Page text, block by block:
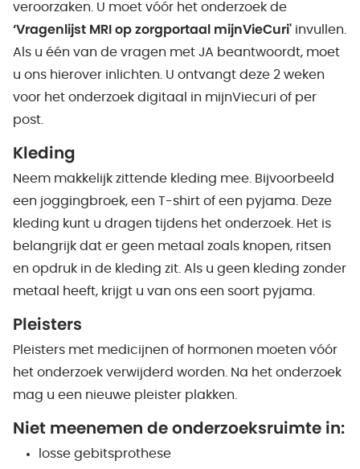
veroorzaken. U moet vóór het onderzoek de
‘Vragenlijst MRI op zorgportaal mijnVieCuri' invullen.
Als u één van de vragen met JA beantwoordt, moet
u ons hierover inlichten. U ontvangt deze 2 weken
voor het onderzoek digitaal in mijnViecuri of per
post.
Kleding
Neem makkelijk zittende kleding mee. Bijvoorbeeld
een joggingbroek, een T-shirt of een pyjama. Deze
kleding kunt u dragen tijdens het onderzoek. Het is
belangrijk dat er geen metaal zoals knopen, ritsen
en opdruk in de kleding zit. Als u geen kleding zonder
metaal heeft, krijgt u van ons een soort pyjama.
Pleisters
Pleisters met medicijnen of hormonen moeten vóór
het onderzoek verwijderd worden. Na het onderzoek
mag u een nieuwe pleister plakken.
Niet meenemen de onderzoeksruimte in:
losse gebitsprothese